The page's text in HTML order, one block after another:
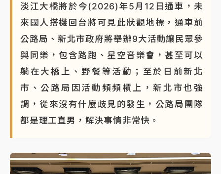
淡江大橋將於今(2026)年5月12日通車，未
來國人搭機回台將可見此狀觀地標，通車前
公路局、新北市政府將舉辦9大活動讓民眾參
與同樂，包含路跑、星空音樂會，甚至可以
躺在大橋上、野餐等活動；至於日前新北
市、公路局因活動頻頻槓上，新北市也強
調，從來沒有什麼歧見的發生，公路局團隊
都是理工直男，解決事情非常快。